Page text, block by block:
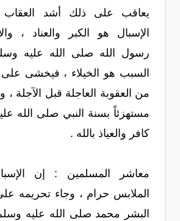
يعاقب على ذلك أشد
الإسبال هو الكبر والعناد ،
رسول الله صلى الله عليه
السبب هو الخيلاء ، فيخشى
من العقوبة العاجلة قبل الآجلة
مستهزئاً بسنة النبي صلى الله
كافر والعياذ بالله .
معاشر المسلمين : إن
الملابس حرام ، وجاء تحريمه
البشر محمد صلى الله عليه